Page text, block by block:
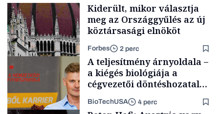
Politika
Kiderült, mikor választja
meg az Országgyűlés az új
köztársasági elnököt
Forbes 2 perc
A teljesítmény árnyoldala –
a kiégés biológiája a
cégvezetői döntéshozatal
BioTechUSA 4 perc